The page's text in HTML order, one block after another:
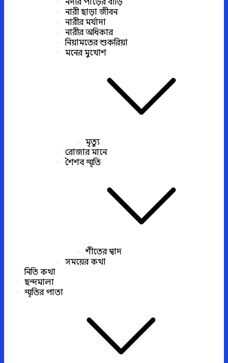
নদীর পাড়ের বাড়ি
নারী ছাড়া জীবন
নারীর মর্যাদা
নারীর অধিকার
নিয়ামতের শুকরিয়া
মনের মুখোশ
মৃত্যু
রোজার মানে
শৈশব স্মৃতি
শীতের স্বাদ
সময়ের কথা
নিতি কথা
ছন্দমালা
স্মৃতির পাতা